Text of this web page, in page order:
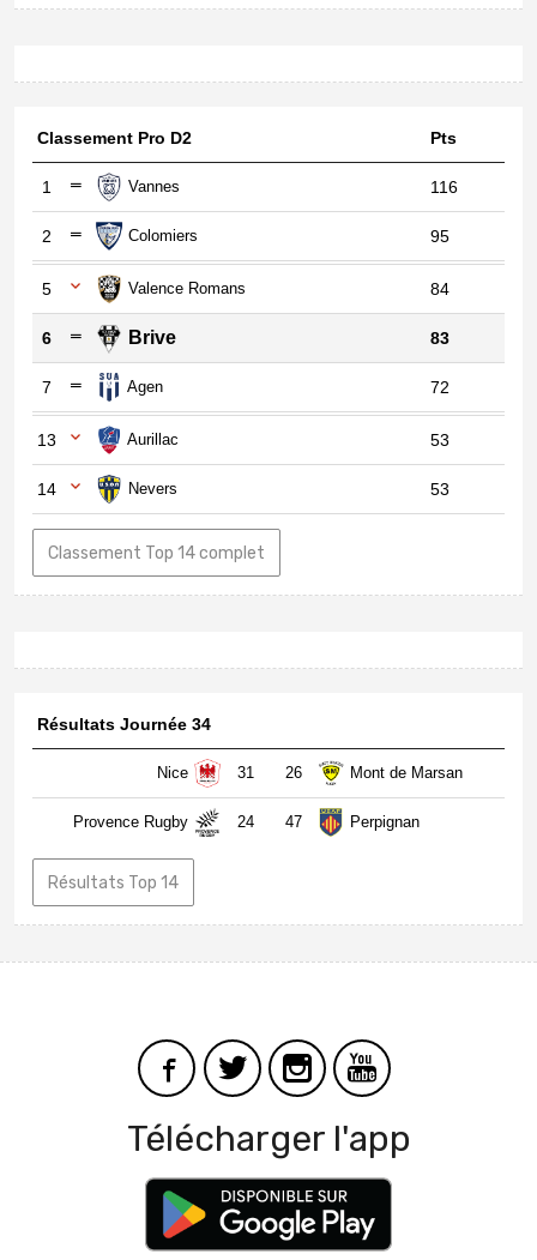
Classement Pro D2 Pts
1 Vannes 116
2 Colomiers 95
5 Valence Romans 84
6 Brive 83
7 Agen 72
13 Aurillac 53
14 Nevers 53
Classement Top 14 complet
Résultats Journée 34
Nice 31 26 Mont de Marsan
Provence Rugby 24 47 Perpignan
Résultats Top 14
Télécharger l'app